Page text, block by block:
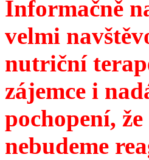
Informačně
velmi
nutriční
zájemce i
pochopení,
nebudeme